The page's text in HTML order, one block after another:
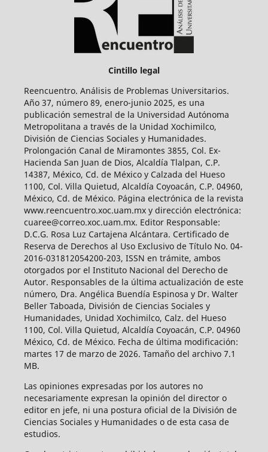
Cintillo legal
Reencuentro. Análisis de Problemas Universitarios.
Año 37, número 89, enero-junio 2025, es una
publicación semestral de la Universidad Autónoma
Metropolitana a través de la Unidad Xochimilco,
División de Ciencias Sociales y Humanidades.
Prolongación Canal de Miramontes 3855, Col. Ex-
Hacienda San Juan de Dios, Alcaldía Tlalpan, C.P.
14387, México, Cd. de México y Calzada del Hueso
1100, Col. Villa Quietud, Alcaldía Coyoacán, C.P. 04960,
México, Cd. de México. Página electrónica de la revista
www.reencuentro.xoc.uam.mx y dirección electrónica:
cuaree@correo.xoc.uam.mx. Editor Responsable:
D.C.G. Rosa Luz Cartajena Alcántara. Certificado de
Reserva de Derechos al Uso Exclusivo de Título No. 04-
2016-031812054200-203, ISSN en trámite, ambos
otorgados por el Instituto Nacional del Derecho de
Autor. Responsables de la última actualización de este
número, Dra. Angélica Buendía Espinosa y Dr. Walter
Beller Taboada, División de Ciencias Sociales y
Humanidades, Unidad Xochimilco, Calz. del Hueso
1100, Col. Villa Quietud, Alcaldía Coyoacán, C.P. 04960
México, Cd. de México. Fecha de última modificación:
martes 17 de marzo de 2026. Tamaño del archivo 7.1
MB.
Las opiniones expresadas por los autores no
necesariamente expresan la opinión del director o
editor en jefe, ni una postura oficial de la División de
Ciencias Sociales y Humanidades o de esta casa de
estudios.